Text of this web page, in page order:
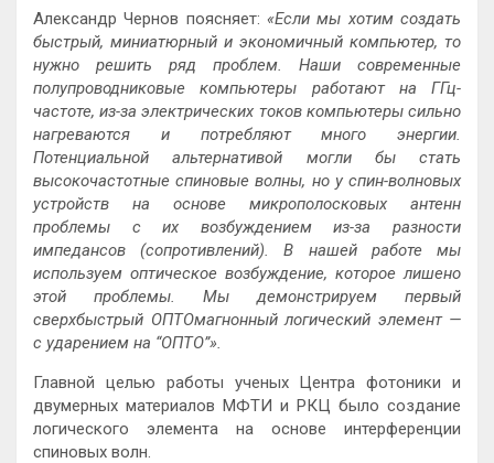
Александр Чернов поясняет: «Если мы хотим создать
быстрый, миниатюрный и экономичный компьютер, то
нужно решить ряд проблем. Наши современные
полупроводниковые компьютеры работают на ГГц-
частоте, из-за электрических токов компьютеры сильно
нагреваются и потребляют много энергии.
Потенциальной альтернативой могли бы стать
высокочастотные спиновые волны, но у спин-волновых
устройств на основе микрополосковых антенн
проблемы с их возбуждением из-за разности
импедансов (сопротивлений). В нашей работе мы
используем оптическое возбуждение, которое лишено
этой проблемы. Мы демонстрируем первый
сверхбыстрый ОПТОмагнонный логический элемент —
с ударением на “ОПТО”».
Главной целью работы ученых Центра фотоники и
двумерных материалов МФТИ и РКЦ было создание
логического элемента на основе интерференции
спиновых волн.